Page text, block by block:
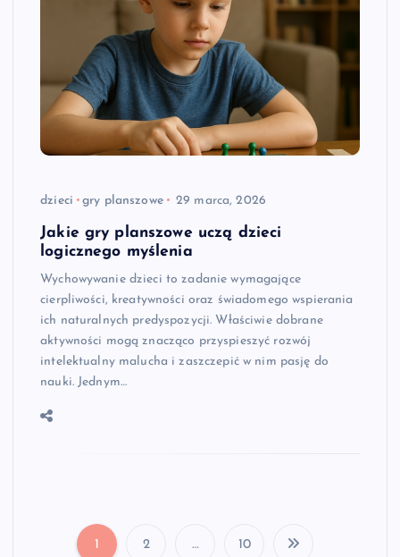
dzieci gry planszowe 29 marca, 2026
Jakie gry planszowe uczą dzieci
logicznego myślenia
Wychowywanie dzieci to zadanie wymagające
cierpliwości, kreatywności oraz świadomego wspierania
ich naturalnych predyspozycji. Właściwie dobrane
aktywności mogą znacząco przyspieszyć rozwój
intelektualny malucha i zaszczepić w nim pasję do
nauki. Jednym…
1 2 … 10